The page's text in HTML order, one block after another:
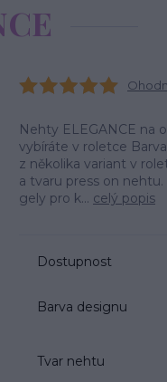
Nehty ELEGANCE na
vybíráte v roletce
z několika variant v
a tvaru press on
gely pro k... celý popis
Dostupnost
Barva designu
Tvar nehtu